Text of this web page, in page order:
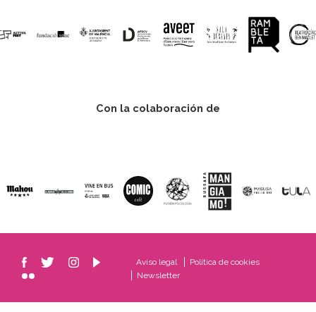
Con la colaboración de
Aviso legal
Política de cookies
Newsletter